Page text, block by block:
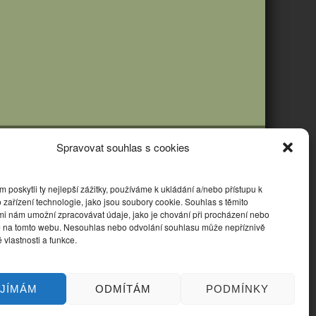
Spravovat souhlas s cookies
poskytli ty nejlepší zážitky, používáme k ukládání a/nebo přístupu k
zařízení technologie, jako jsou soubory cookie. Souhlas s těmito
nám umožní zpracovávat údaje, jako je chování při procházení nebo
tomto webu. Nesouhlas nebo odvolání souhlasu může nepříznivě
vlastnosti a funkce.
ODMÍTÁM PODMÍNKY